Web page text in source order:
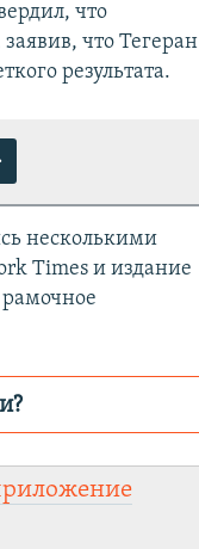
что
что Тегеран
результата.
несколькими
Times и издание